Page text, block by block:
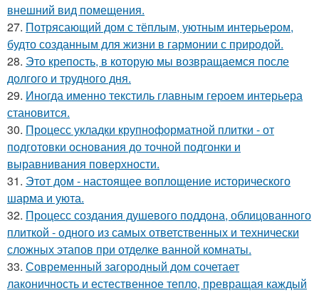
внешний вид помещения.
27. Потрясающий дом с тёплым, уютным интерьером,
будто созданным для жизни в гармонии с природой.
28. Это крепость, в которую мы возвращаемся после
долгого и трудного дня.
29. Иногда именно текстиль главным героем интерьера
становится.
30. Процесс укладки крупноформатной плитки - от
подготовки основания до точной подгонки и
выравнивания поверхности.
31. Этот дом - настоящее воплощение исторического
шарма и уюта.
32. Процесс создания душевого поддона, облицованного
плиткой - одного из самых ответственных и технически
сложных этапов при отделке ванной комнаты.
33. Современный загородный дом сочетает
лаконичность и естественное тепло, превращая каждый